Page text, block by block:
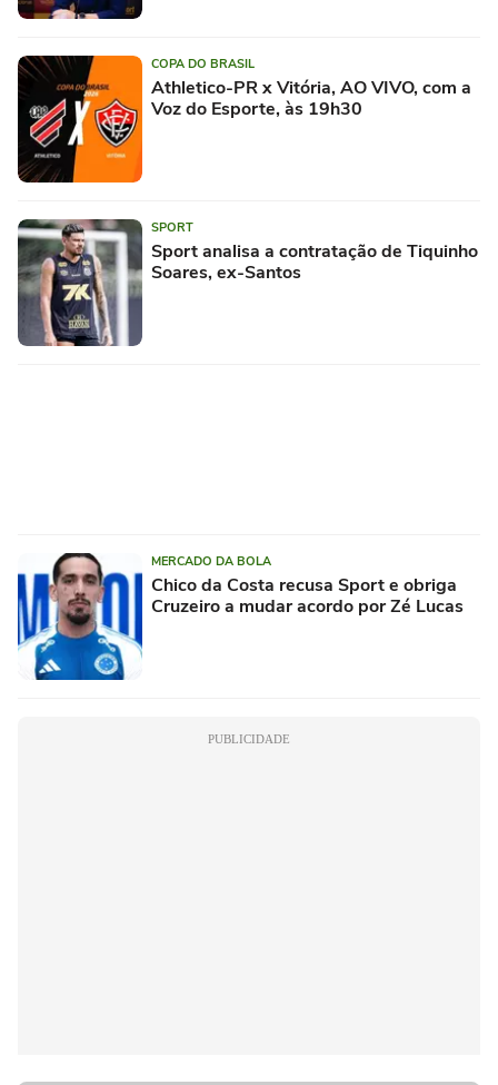
COPA DO BRASIL
Athletico-PR x Vitória, AO VIVO, com a
Voz do Esporte, às 19h30
SPORT
Sport analisa a contratação de Tiquinho
Soares, ex-Santos
MERCADO DA BOLA
Chico da Costa recusa Sport e obriga
Cruzeiro a mudar acordo por Zé Lucas
PUBLICIDADE